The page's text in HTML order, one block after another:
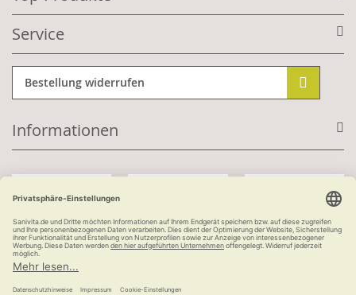
Service
Bestellung widerrufen
Informationen
Kauf auf Rechnung